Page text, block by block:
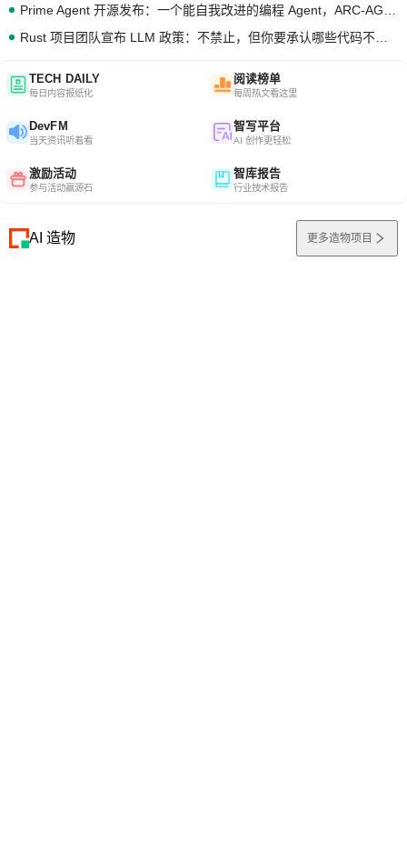
TECH DAILY
每日内容报纸化
阅读榜单
每周热文看这里
DevFM
当天资讯听着看
智写平台
AI 创作更轻松
激励活动
参与活动赢源石
智库报告
行业技术报告
AI 造物 更多造物项目